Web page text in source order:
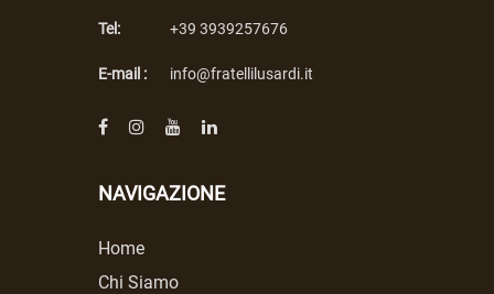
Tel: +39 3939257676
E-mail : info@fratellilusardi.it
NAVIGAZIONE
Home
Chi Siamo